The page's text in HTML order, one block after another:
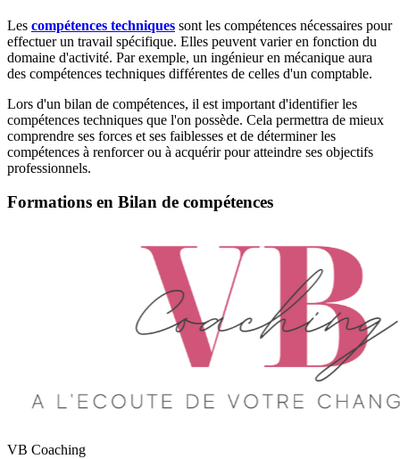
Les compétences techniques sont les compétences nécessaires pour
effectuer un travail spécifique. Elles peuvent varier en fonction du
domaine d'activité. Par exemple, un ingénieur en mécanique aura
des compétences techniques différentes de celles d'un comptable.
Lors d'un bilan de compétences, il est important d'identifier les
compétences techniques que l'on possède. Cela permettra de mieux
comprendre ses forces et ses faiblesses et de déterminer les
compétences à renforcer ou à acquérir pour atteindre ses objectifs
professionnels.
Formations en Bilan de compétences
VB Coaching